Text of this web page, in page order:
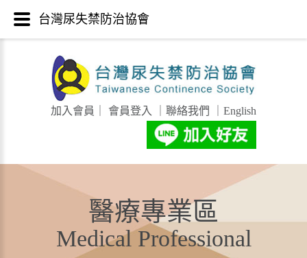
加入會員 會員登入 聯絡我們 English
醫療專業區
Medical Professional
台灣尿失禁防治協會